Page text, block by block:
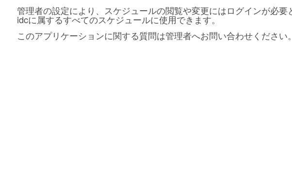
管理者の設定により、スケジュールの閲覧や変更にはログインが必
idcに属するすべてのスケジュールに使用できます。
このアプリケーションに関する質問は管理者へお問い合わせください。